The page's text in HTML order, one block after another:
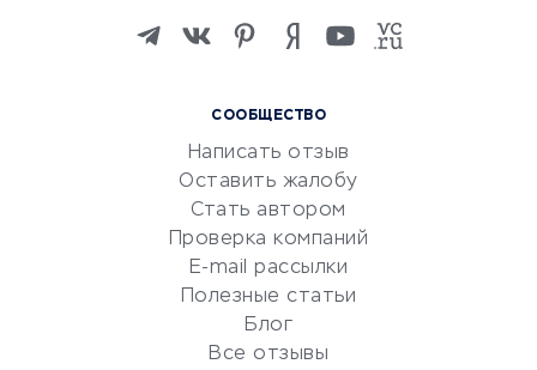
Изучение иностранных
Маркетинг и продажи
Репетиторство
Красота и здоровье
Сервисы по поиску работы
Сетевой маркетинг
УСЛУГИ ДЛЯ БИЗНЕСА
СООБЩЕСТВО
Написать отзыв
Оставить жалобу
Стать автором
Проверка компаний
E-mail рассылки
Полезные статьи
Блог
Все отзывы